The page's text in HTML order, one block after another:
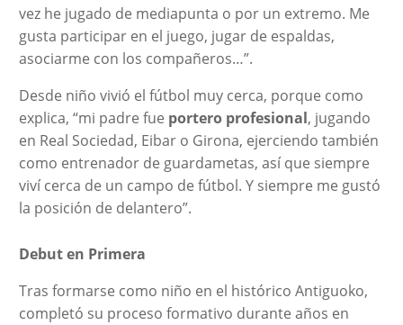
vez he jugado de mediapunta o por un extremo. Me
gusta participar en el juego, jugar de espaldas,
asociarme con los compañeros…”.
Desde niño vivió el fútbol muy cerca, porque como
explica, “mi padre fue portero profesional, jugando
en Real Sociedad, Eibar o Girona, ejerciendo también
como entrenador de guardametas, así que siempre
viví cerca de un campo de fútbol. Y siempre me gustó
la posición de delantero”.
Debut en Primera
Tras formarse como niño en el histórico Antiguoko,
completó su proceso formativo durante años en